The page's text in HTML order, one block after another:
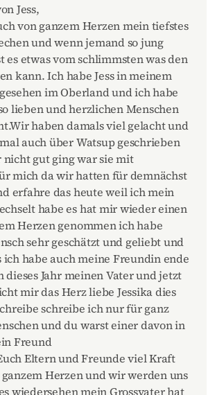
Jess,
von ganzem Herzen mein tiefstes
und wenn jemand so jung
es etwas vom schlimmsten was den
kann. Ich habe Jess in meinem
im Oberland und ich habe
lieben und herzlichen Menschen
haben damals viel gelacht und
auch über Watsup geschrieben
nicht gut ging war sie mit
mich da wir hatten für demnächst
erfahre das heute weil ich mein
habe es hat mir wieder einen
Herzen genommen ich habe
sehr geschätzt und geliebt und
ich habe auch meine Freundin ende
dieses Jahr meinen Vater und jetzt
mir das Herz liebe Jessika dies
schreibe ich nur für ganz
und du warst einer davon in
Freund
Eltern und Freunde viel Kraft
Herzen und wir werden uns
wiedersehen mein Grossvater hat